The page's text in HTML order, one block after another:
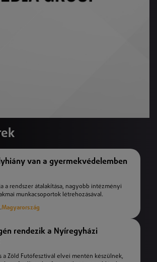
van a gyermekvédelemben
a rendszer átalakítása, nagyobb intézményi
munkacsoportok létrehozásával.
Magyarország
rendezik a Nyíregyházi
a Zöld Futófesztivál elvei mentén készülnek,